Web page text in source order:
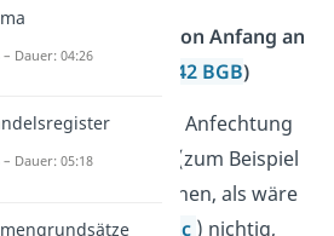
Rechtsgeschäft ist von Anfang an
(unwirksam) (
§ 142 BGB)
einer erfolgreichen Anfechtung
ein Rechtsgeschäft (zum Beispiel
) so gesehen, als wäre
Anfang an (ex tunc ) nichtig,
– Dauer: 04:26
Dauer: 05:18